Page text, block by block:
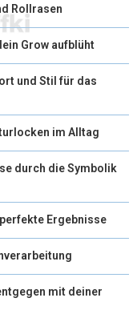
Rollrasen
Grow aufblüht
und Stil für das
im Alltag
durch die Symbolik
Ergebnisse
mit deiner